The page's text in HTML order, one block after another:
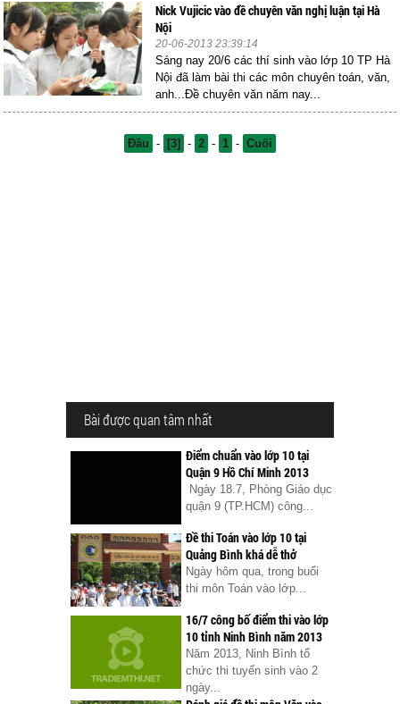
Nick Vujicic vào đề chuyên văn nghị luận tại Hà
Nội
20-06-2013 23:39:14
Sáng nay 20/6 các thí sinh vào lớp 10 TP Hà
Nội đã làm bài thi các môn chuyên toán, văn,
anh...Đề chuyên văn năm nay...
Đầu - [3] - 2 - 1 - Cuối
Bài được quan tâm nhất
Điểm chuẩn vào lớp 10 tại
Quận 9 Hồ Chí Minh 2013
Ngày 18.7, Phòng Giáo dục
quận 9 (TP.HCM) công...
Đề thi Toán vào lớp 10 tại
Quảng Bình khá dễ thở
Ngày hôm qua, trong buổi
thi môn Toán vào lớp...
16/7 công bố điểm thi vào lớp
10 tỉnh Ninh Bình năm 2013
Năm 2013, Ninh Bình tổ
chức thi tuyển sinh vào 2
ngày...